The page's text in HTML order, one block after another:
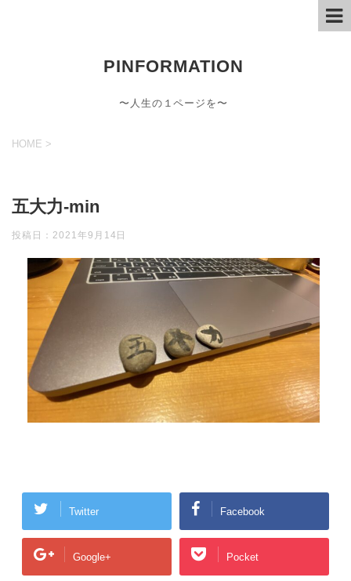
PINFORMATION
〜人生の１ページを〜
HOME >
五大力-min
投稿日： 2021年9月14日
Twitter Facebook
Google+ Pocket